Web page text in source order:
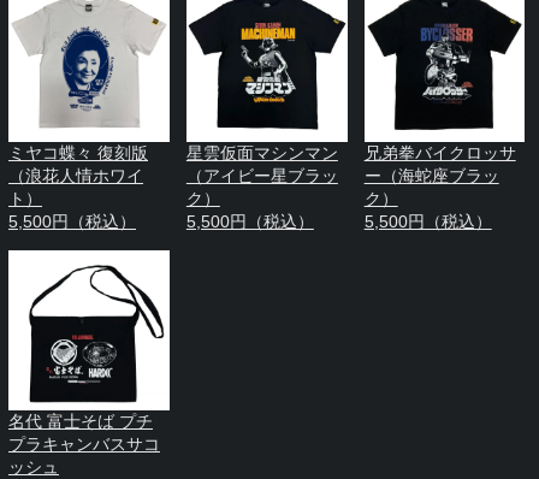
ミヤコ蝶々 復刻版
（浪花人情ホワイ
ト）
5,500円（税込）
星雲仮面マシンマン
（アイビー星ブラッ
ク）
5,500円（税込）
兄弟拳バイクロッサ
ー（海蛇座ブラッ
ク）
5,500円（税込）
名代 富士そば プチ
プラキャンバスサコ
ッシュ